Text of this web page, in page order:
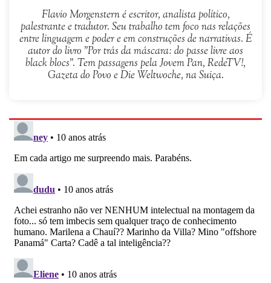
Flavio Morgenstern é escritor, analista político,
palestrante e tradutor. Seu trabalho tem foco nas relações
entre linguagem e poder e em construções de narrativas. É
autor do livro "Por trás da máscara: do passe livre aos
black blocs". Tem passagens pela Jovem Pan, RedeTV!,
Gazeta do Povo e Die Weltwoche, na Suiça.